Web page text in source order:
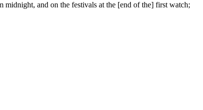
and on the festivals at the [end of the] first watch;